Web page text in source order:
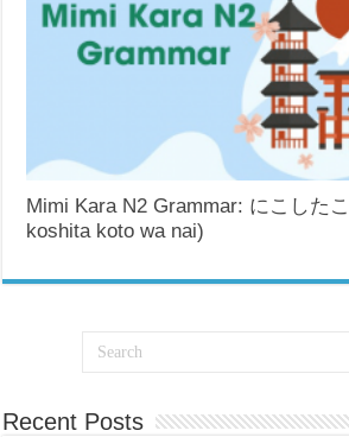
Mimi Kara N2 Grammar: にこした
koshita koto wa nai)
Recent Posts